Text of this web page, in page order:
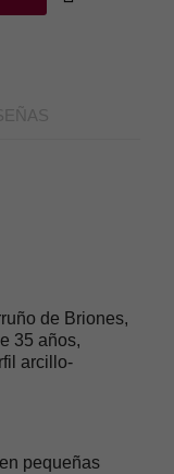
de Briones,
35 años,
arcillo-
pequeñas